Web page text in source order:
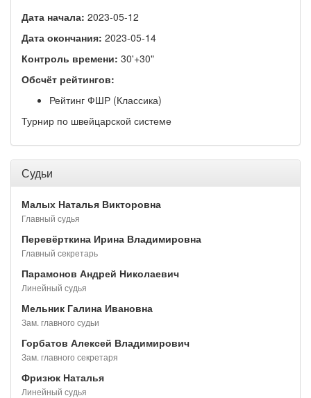
Дата начала: 2023-05-12
Дата окончания: 2023-05-14
Контроль времени: 30'+30"
Обсчёт рейтингов:
Рейтинг ФШР (Классика)
Турнир по швейцарской системе
Судьи
Малых Наталья Викторовна
Главный судья
Перевёрткина Ирина Владимировна
Главный секретарь
Парамонов Андрей Николаевич
Линейный судья
Мельник Галина Ивановна
Зам. главного судьи
Горбатов Алексей Владимирович
Зам. главного секретаря
Фризюк Наталья
Линейный судья